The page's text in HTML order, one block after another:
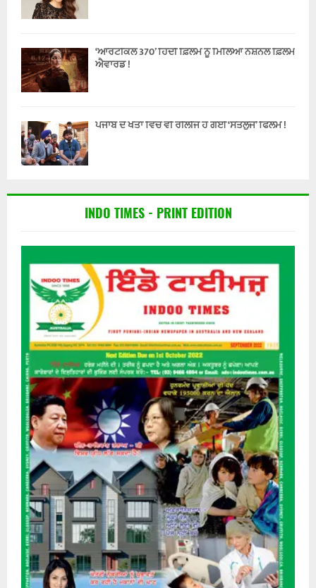
‘ਆਰਟੀਕਲ 370’ ਹਿੰਦੀ ਫ਼ਿਲਮ ਨੂੰ ਮਿਲਿਆ ਨੈਸ਼ਨਲ ਫ਼ਿਲਮ
ਐਵਾਰਡ !
ਪੰਜਾਬ ਦੇ ਖੇਤਾਂ ਵਿੱਚ ਵੀ ਰੀਲੀਜ ਹੋ ਗਈ ‘ਸਤਲੁਜ’ ਫਿਲਮ !
INDO TIMES - PRINT EDITION